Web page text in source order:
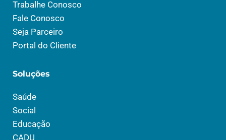
Trabalhe Conosco
Fale Conosco
Seja Parceiro
Portal do Cliente
Soluções
Saúde
Social
Educação
CADU